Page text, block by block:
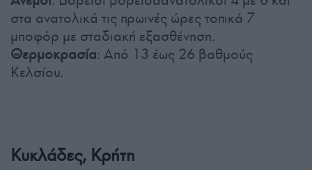
στα ανατολικά τις πρωινές ώρες τοπικά 7
μποφόρ με σταδιακή εξασθένηση.
Θερμοκρασία: Από 13 έως 26 βαθμούς
Κελσίου.
Κυκλάδες, Κρήτη